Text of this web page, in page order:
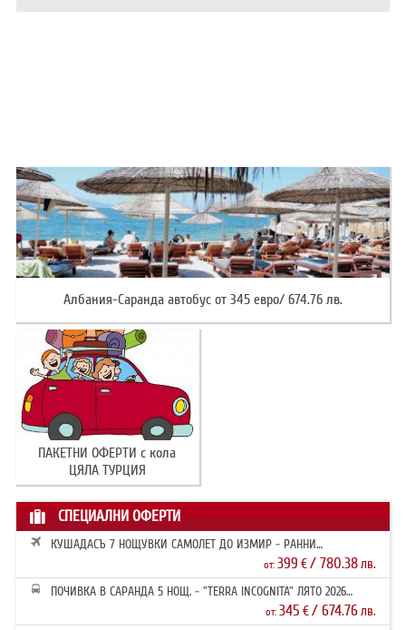
ЗА НАС
КОНТАКТИ
ОБЩИ УСЛОВИЯ ПАКЕТНИ
ПЪТУВАНИЯ
ПОЛИТИКА ЗА ПОВЕРИТЕЛНОСТ
Албания-Саранда автобус от 345 евро/ 674.76 лв.
ПАКЕТНИ ОФЕРТИ с кола
ЦЯЛА ТУРЦИЯ
СПЕЦИАЛНИ ОФЕРТИ
КУШАДАСЪ 7 НОЩУВКИ САМОЛЕТ ДО ИЗМИР - РАННИ
от:399 €/ 780.38лв.
ПОЧИВКА В САРАНДА 5 НОЩ. - "TERRA INCOGNITA" ЛЯТО 2026
от:345 €/ 674.76лв.